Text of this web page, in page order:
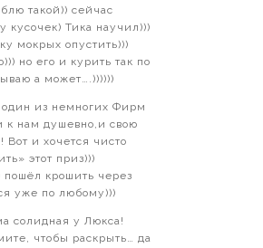
такой)) сейчас
кусочек) Тика научил)))
мокрых опустить)))
но его и курить так по
а может….))))))
один из немногих Фирм
к нам душевно,и свою
Вот и хочется чисто
этот приз)))
крошить через
уже по любому)))
солидная у Люкса!
чтобы раскрыть… да